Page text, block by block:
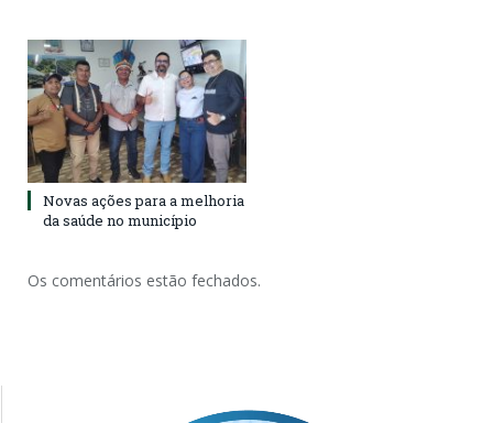
Novas ações para a melhoria
da saúde no município
Os comentários estão fechados.